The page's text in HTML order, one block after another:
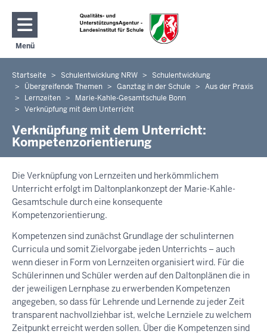
Direkt zum Inhalt
Menü
Navigation aktivieren/deaktivieren: Hauptmenü
Sie
befinden
sich
Startseite Schulentwicklung NRW
Schulentwicklung
Übergreifende Themen
Ganztag in der Schule
Aus der Praxis
Lernzeiten
Marie-Kahle-Gesamtschule Bonn
Verknüpfung mit dem Unterricht
Verknüpfung mit dem Unterricht:
Kompetenzorientierung
Die Verknüpfung von Lernzeiten und herkömmlichem
Unterricht erfolgt im Daltonplankonzept der Marie-Kahle-
Gesamtschule durch eine konsequente
Kompetenzorientierung.
Kompetenzen sind zunächst Grundlage der schulinternen
Curricula und somit Zielvorgabe jeden Unterrichts – auch
wenn dieser in Form von Lernzeiten organisiert wird. Für die
Schülerinnen und Schüler werden auf den Daltonplänen die in
der jeweiligen Lernphase zu erwerbenden Kompetenzen
angegeben, so dass für Lehrende und Lernende zu jeder Zeit
transparent nachvollziehbar ist, welche Lernziele zu welchem
Zeitpunkt erreicht werden sollen. Über die Kompetenzen sind